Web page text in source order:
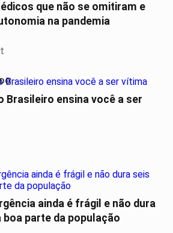
que não se omitiram e
na pandemia
Brasileiro ensina você a ser
ainda é frágil e não dura
boa parte da população